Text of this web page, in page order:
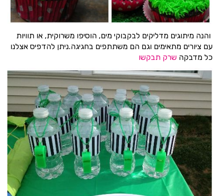
והנה מיתוגים מדליקים לבקבוקי מים, הוסיפו משרוקית, או תוויות
עם ציורים מתאימים וגם הם משתתפים בחגיגה.ניתן להדפיס אצלנו
כל מדבקה שרק תבקשו